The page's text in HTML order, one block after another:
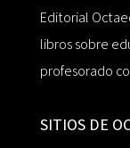
Editorial
libros sobre
profesorado
SITIOS DE